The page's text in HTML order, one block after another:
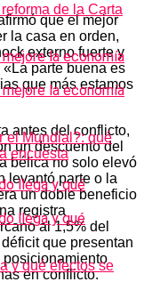
que el mejor
la casa en orden,
externo fuerte y
parte buena es
que más estamos
antes del conflicto,
un descuento del
bélica no solo elevó
levantó parte o la
un doble beneficio
registra
al 1,5% del
que presentan
posicionamiento
en conflicto.
de la Carta
el Mundial?: qué
encuesta
y qué efectos se